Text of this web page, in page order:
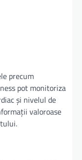
precum
pot monitoriza
și nivelul de
valoroase